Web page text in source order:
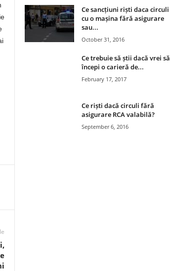
Ce sancțiuni riști daca circuli
cu o mașina fără asigurare
sau...
October 31, 2016
Ce trebuie să știi dacă vrei să
începi o carieră de...
February 17, 2017
Ce riști dacă circuli fără
asigurare RCA valabilă?
September 6, 2016